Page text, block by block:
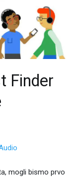
Finder
mogli bismo prvo